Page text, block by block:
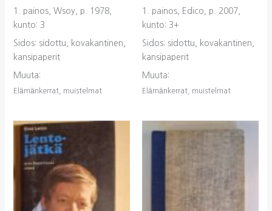
1. painos, Wsoy, p. 1978,
kunto: 3
Sidos: sidottu, kovakantinen,
kansipaperit
Muuta:
Elämänkerrat, muistelmat
1. painos, Edico, p. 2007,
kunto: 3+
Sidos: sidottu, kovakantinen,
kansipaperit
Muuta:
Elämänkerrat, muistelmat